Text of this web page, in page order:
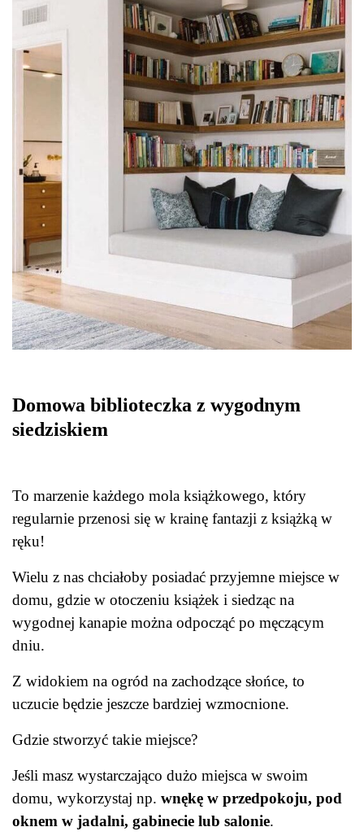
Domowa biblioteczka z wygodnym
siedziskiem
To marzenie każdego mola książkowego, który
regularnie przenosi się w krainę fantazji z książką w
ręku!
Wielu z nas chciałoby posiadać przyjemne miejsce w
domu, gdzie w otoczeniu książek i siedząc na
wygodnej kanapie można odpocząć po męczącym
dniu.
Z widokiem na ogród na zachodzące słońce, to
uczucie będzie jeszcze bardziej wzmocnione.
Gdzie stworzyć takie miejsce?
Jeśli masz wystarczająco dużo miejsca w swoim
domu, wykorzystaj np. wnękę w przedpokoju, pod
oknem w jadalni, gabinecie lub salonie.